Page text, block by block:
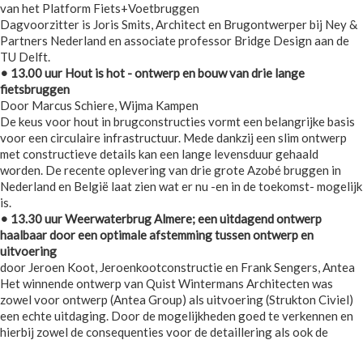
van het Platform Fiets+Voetbruggen
Dagvoorzitter is Joris Smits, Architect en Brugontwerper bij Ney &
Partners Nederland en associate professor Bridge Design aan de
TU Delft.
• 13.00 uur Hout is hot - ontwerp en bouw van drie lange
fietsbruggen
Door Marcus Schiere, Wijma Kampen
De keus voor hout in brugconstructies vormt een belangrijke basis
voor een circulaire infrastructuur. Mede dankzij een slim ontwerp
met constructieve details kan een lange levensduur gehaald
worden. De recente oplevering van drie grote Azobé bruggen in
Nederland en België laat zien wat er nu -en in de toekomst- mogelijk
is.
• 13.30 uur Weerwaterbrug Almere; een uitdagend ontwerp
haalbaar door een optimale afstemming tussen ontwerp en
uitvoering
door Jeroen Koot, Jeroenkootconstructie en Frank Sengers, Antea
Het winnende ontwerp van Quist Wintermans Architecten was
zowel voor ontwerp (Antea Group) als uitvoering (Strukton Civiel)
een echte uitdaging. Door de mogelijkheden goed te verkennen en
hierbij zowel de consequenties voor de detaillering als ook de